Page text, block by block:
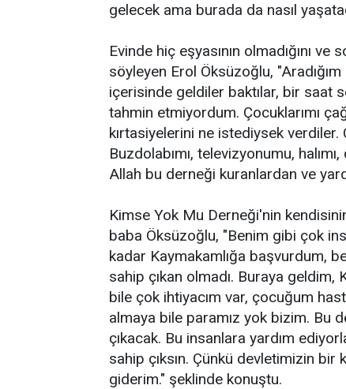
gelecek ama burada da nasıl
Evinde hiç eşyasının olmadığını
söyleyen Erol Öksüzoğlu,
içerisinde geldiler baktılar, bir saat
tahmin etmiyordum. Çocuklarımı
kırtasiyelerini ne istediysek verdiler.
Buzdolabımı, televizyonumu,
Allah bu derneği kuranlardan ve
Kimse Yok Mu Derneği'nin
baba Öksüzoğlu, "Benim gibi çok
kadar Kaymakamlığa başvurdum,
sahip çıkan olmadı. Buraya geldim,
bile çok ihtiyacım var, çocuğum
almaya bile paramız yok bizim. Bu
çıkacak. Bu insanlara yardım
sahip çıksın. Çünkü devletimizin bir
giderim." şeklinde konuştu.